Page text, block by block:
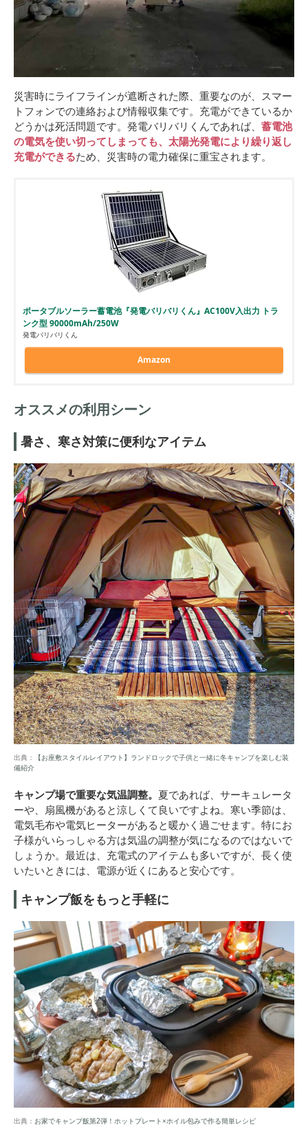
災害時にライフラインが遮断された際、重要なのが、スマー
トフォンでの連絡および情報収集です。充電ができているか
どうかは死活問題です。発電バリバリくんであれば、 蓄電池
の電気を使い切ってしまっても、太陽光発電により繰り返し
充電ができるため、災害時の電力確保に重宝されます。
ポータブルソーラー蓄電池『発電バリバリくん』AC100V入出力 トラ
ンク型 90000mAh/250W
発電バリバリくん
Amazon
オススメの利用シーン
暑さ、寒さ対策に便利なアイテム
出典：
【お座敷スタイルレイアウト】ランドロックで子供と一緒に冬キャンプを楽しむ装
備紹介
キャンプ場で重要な気温調整。 夏であれば、サーキュレータ
ーや、扇風機があると涼しくて良いですよね。寒い季節は、
電気毛布や電気ヒーターがあると暖かく過ごせます。特にお
子様がいらっしゃる方は気温の調整が気になるのではないで
しょうか。最近は、充電式のアイテムも多いですが、長く使
いたいときには、電源が近くにあると安心です。
キャンプ飯をもっと手軽に
出典： お家でキャンプ飯第2弾！ホットプレート×ホイル包みで作る簡単レシピ